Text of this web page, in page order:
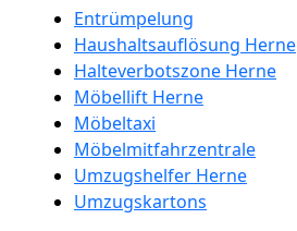
Entrümpelung
Haushaltsauflösung Herne
Halteverbotszone Herne
Möbellift Herne
Möbeltaxi
Möbelmitfahrzentrale
Umzugshelfer Herne
Umzugskartons